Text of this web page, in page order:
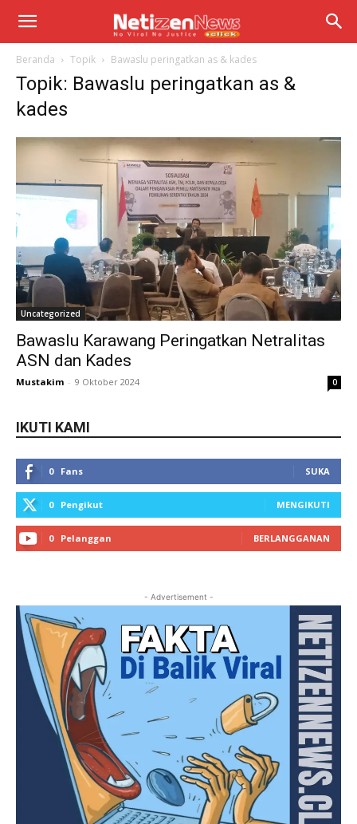
Beranda Topik Bawaslu peringatkan as & kades
Topik: Bawaslu peringatkan as &
kades
Uncategorized
Bawaslu Karawang Peringatkan Netralitas
ASN dan Kades
Mustakim - 9 Oktober 2024 0
IKUTI KAMI
0 Fans SUKA
0 Pengikut MENGIKUTI
0 Pelanggan BERLANGGANAN
- Advertisement -